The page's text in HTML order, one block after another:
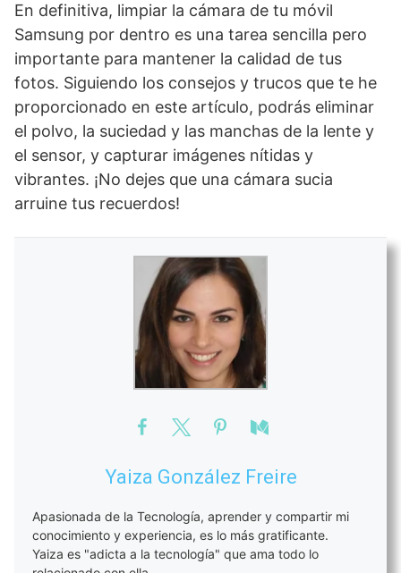
En definitiva, limpiar la cámara de tu móvil
Samsung por dentro es una tarea sencilla pero
importante para mantener la calidad de tus
fotos. Siguiendo los consejos y trucos que te he
proporcionado en este artículo, podrás eliminar
el polvo, la suciedad y las manchas de la lente y
el sensor, y capturar imágenes nítidas y
vibrantes. ¡No dejes que una cámara sucia
arruine tus recuerdos!
Yaiza González Freire
Apasionada de la Tecnología, aprender y compartir mi
conocimiento y experiencia, es lo más gratificante.
Yaiza es "adicta a la tecnología" que ama todo lo